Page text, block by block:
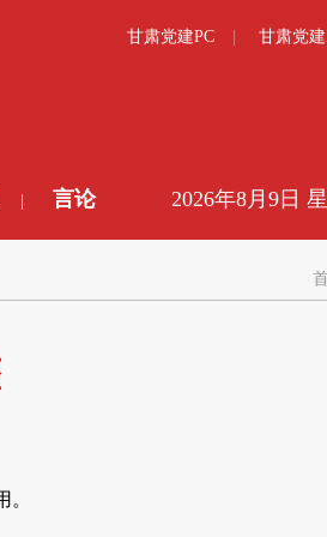
甘肃党建PC 甘肃党
言论 2026年8月9日